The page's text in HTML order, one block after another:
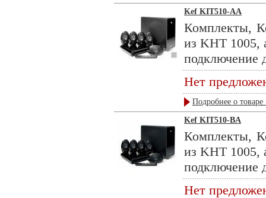
Kef KIT510-AA
Комплекты,
из KHT 1005,
подключение
Нет
Подробнее о товаре
Kef KIT510-BA
Комплекты,
из KHT 1005,
подключение
Нет